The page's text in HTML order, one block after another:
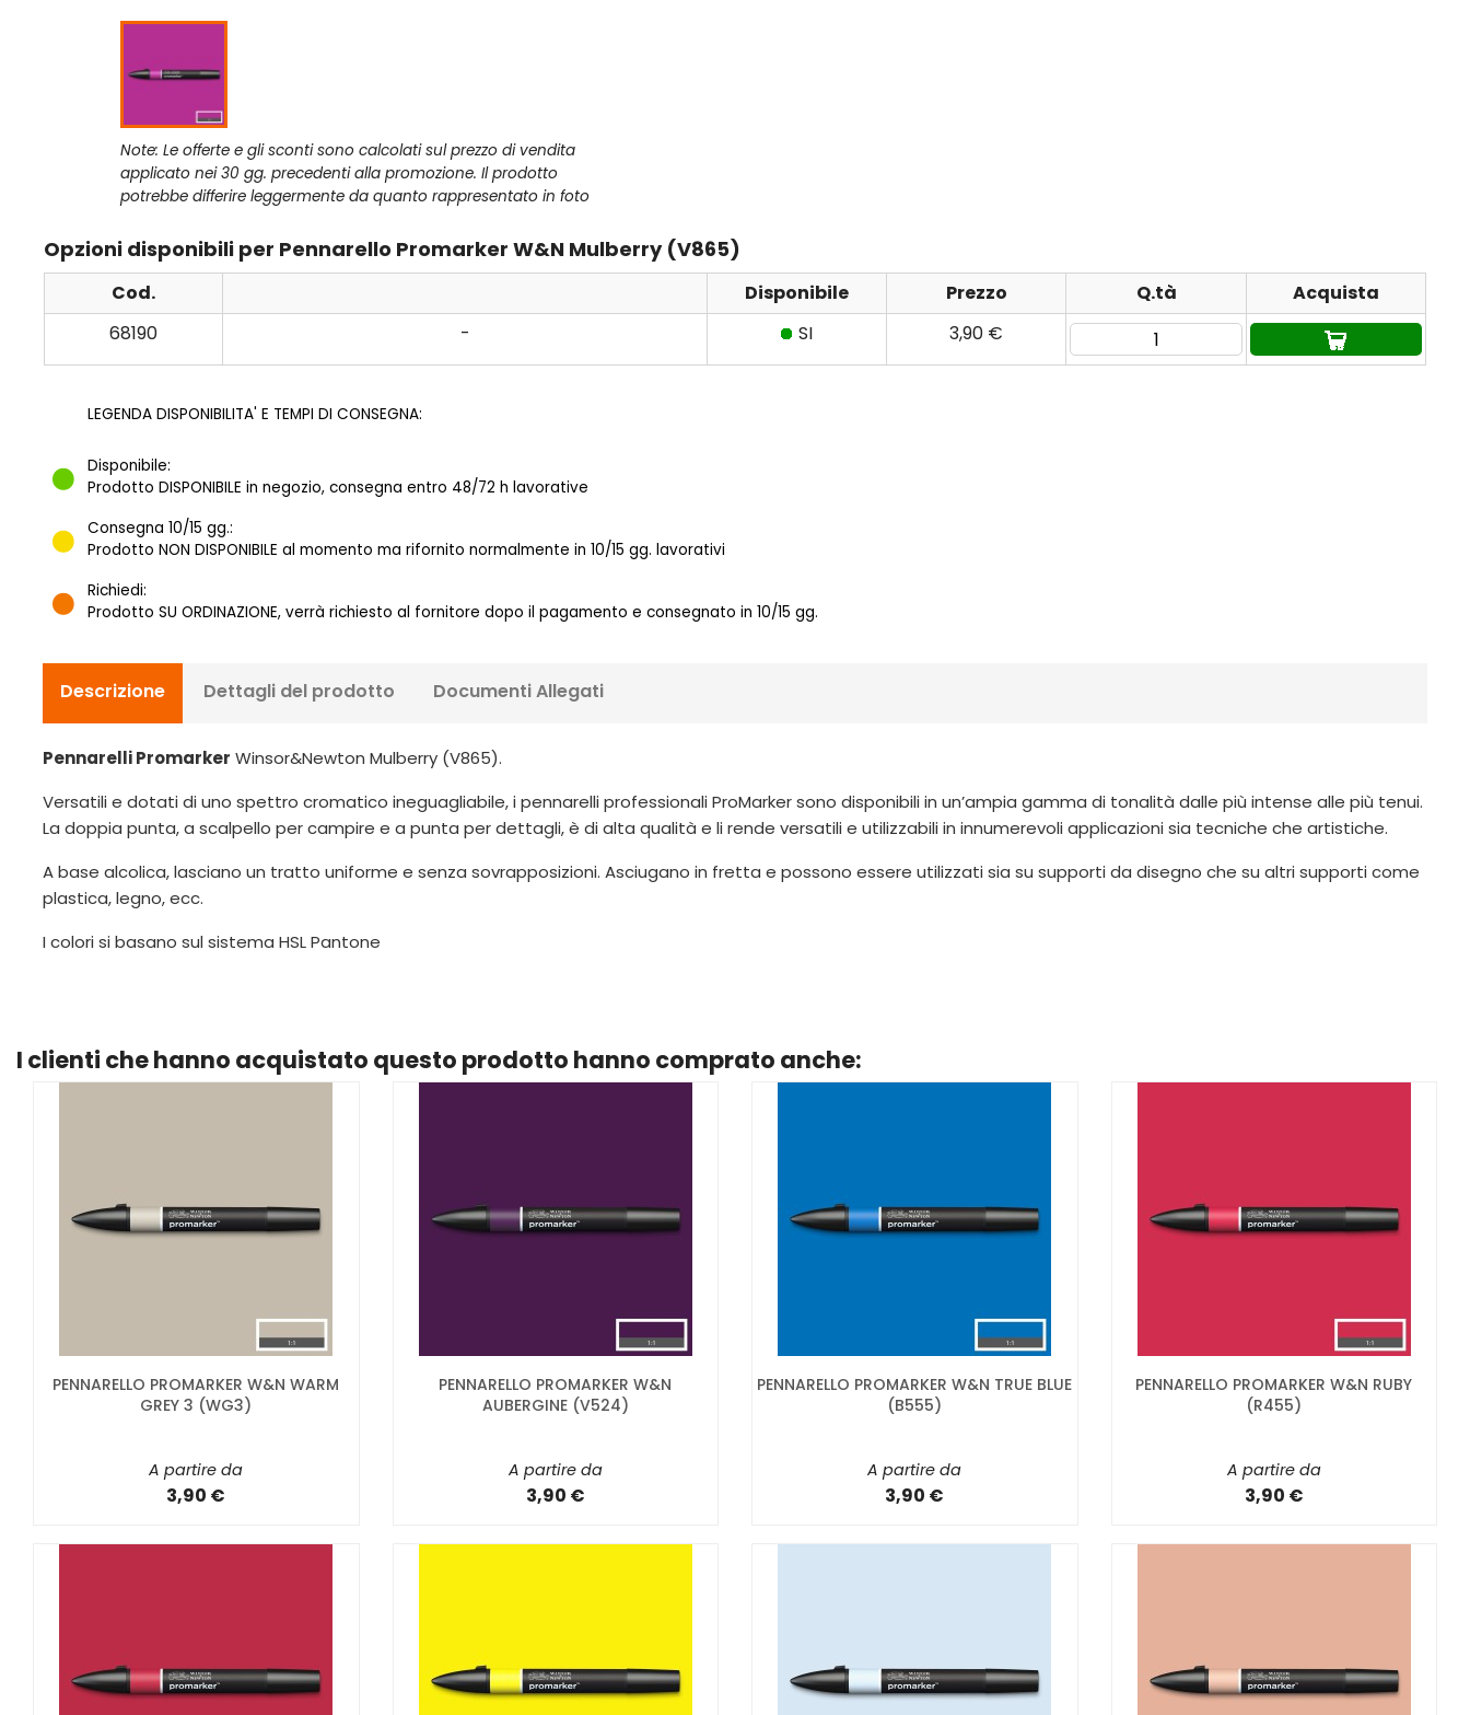
Note: Le offerte e gli sconti sono calcolati sul prezzo di vendita
applicato nei 30 gg. precedenti alla promozione. Il prodotto
potrebbe differire leggermente da quanto rappresentato in foto
Opzioni disponibili per Pennarello Promarker W&N Mulberry (V865)
Cod. Disponibile Prezzo Q.tà
Acquista
68190
- SI 3,90 €
LEGENDA DISPONIBILITA' E TEMPI DI CONSEGNA:
Disponibile:
Prodotto DISPONIBILE in negozio, consegna entro 48/72 h lavorative
Consegna 10/15 gg.:
Prodotto NON DISPONIBILE al momento ma rifornito normalmente in 10/15 gg. lavorativi
Richiedi:
Prodotto SU ORDINAZIONE, verrà richiesto al fornitore dopo il pagamento e consegnato in 10/15 gg.
Descrizione Dettagli del prodotto Documenti Allegati
Pennarelli Promarker Winsor&Newton Mulberry (V865).
Versatili e dotati di uno spettro cromatico ineguagliabile, i pennarelli professionali ProMarker sono disponibili in un’ampia gamma di tonalità dalle più intense alle più tenui.
La doppia punta, a scalpello per campire e a punta per dettagli, è di alta qualità e li rende versatili e utilizzabili in innumerevoli applicazioni sia tecniche che artistiche.
A base alcolica, lasciano un tratto uniforme e senza sovrapposizioni. Asciugano in fretta e possono essere utilizzati sia su supporti da disegno che su altri supporti come
plastica, legno, ecc.
I colori si basano sul sistema HSL Pantone
I clienti che hanno acquistato questo prodotto hanno comprato anche:
PENNARELLO PROMARKER W&N WARM
GREY 3 (WG3)
A partire da
3,90 €
PENNARELLO PROMARKER W&N
AUBERGINE (V524)
A partire da
3,90 €
PENNARELLO PROMARKER W&N TRUE BLUE
(B555)
A partire da
3,90 €
PENNARELLO PROMARKER W&N RUBY
(R455)
A partire da
3,90 €